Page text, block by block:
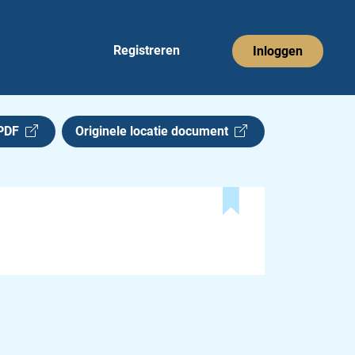
Registreren Inloggen
Originele locatie document